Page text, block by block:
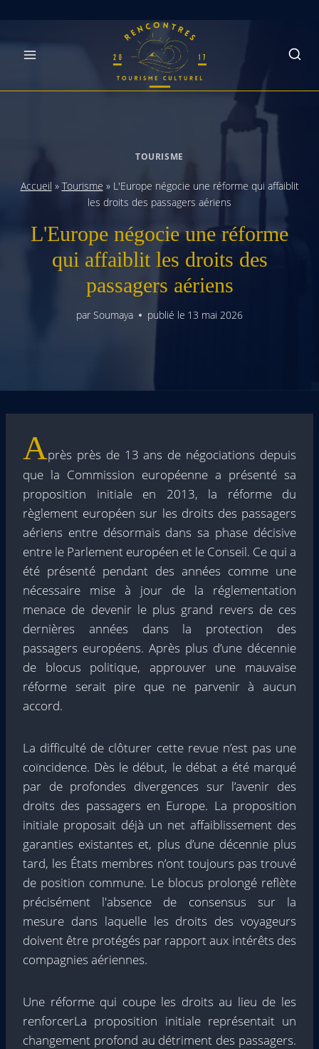
TOURISME
Accueil » Tourisme » L'Europe négocie une réforme qui affaiblit
les droits des passagers aériens
L'Europe négocie une réforme
qui affaiblit les droits des
passagers aériens
par Soumaya publié le 13 mai 2026
Après près de 13 ans de négociations depuis
que la Commission européenne a présenté sa
proposition initiale en 2013, la réforme du
règlement européen sur les droits des passagers
aériens entre désormais dans sa phase décisive
entre le Parlement européen et le Conseil. Ce qui a
été présenté pendant des années comme une
nécessaire mise à jour de la réglementation
menace de devenir le plus grand revers de ces
dernières années dans la protection des
passagers européens. Après plus d’une décennie
de blocus politique, approuver une mauvaise
réforme serait pire que ne parvenir à aucun
accord.
La difficulté de clôturer cette revue n’est pas une
coïncidence. Dès le début, le débat a été marqué
par de profondes divergences sur l’avenir des
droits des passagers en Europe. La proposition
initiale proposait déjà un net affaiblissement des
garanties existantes et, plus d’une décennie plus
tard, les États membres n’ont toujours pas trouvé
de position commune. Le blocus prolongé reflète
précisément l'absence de consensus sur la
mesure dans laquelle les droits des voyageurs
doivent être protégés par rapport aux intérêts des
compagnies aériennes.
Une réforme qui coupe les droits au lieu de les
renforcerLa proposition initiale représentait un
changement profond au détriment des passagers.